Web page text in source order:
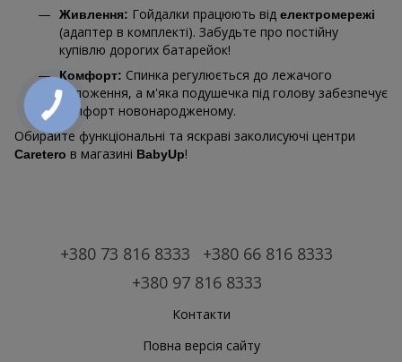
Живлення: Гойдалки працюють від електромережі
(адаптер в комплекті). Забудьте про постійну
купівлю дорогих батарейок!
Комфорт: Спинка регулюється до лежачого
положення, а м'яка подушечка під голову забезпечує
комфорт новонародженому.
Обирайте функціональні та яскраві заколисуючі центри
Caretero в магазині BabyUp!
+380 73 816 8333
+380 66 816 8333
+380 97 816 8333
Контакти
Повна версія сайту